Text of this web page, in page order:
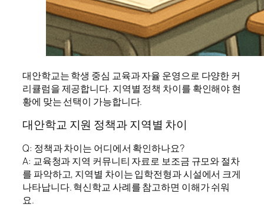
대안학교는 학생 중심 교육과 자율 운영으로 다양한 커
리큘럼을 제공합니다. 지역별 정책 차이를 확인해야 현
황에 맞는 선택이 가능합니다.
대안학교 지원 정책과 지역별 차이
Q: 정책과 차이는 어디에서 확인하나요?
A: 교육청과 지역 커뮤니티 자료로 보조금 규모와 절차
를 파악하고, 지역별 차이는 입학전형과 시설에서 크게
나타납니다. 혁신학교 사례를 참고하면 이해가 쉬워
요.